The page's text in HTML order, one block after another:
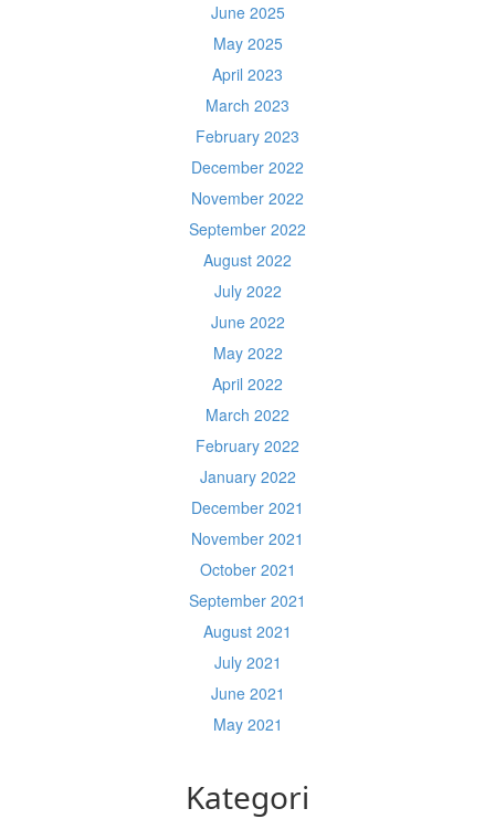
June 2025
May 2025
April 2023
March 2023
February 2023
December 2022
November 2022
September 2022
August 2022
July 2022
June 2022
May 2022
April 2022
March 2022
February 2022
January 2022
December 2021
November 2021
October 2021
September 2021
August 2021
July 2021
June 2021
May 2021
Kategori